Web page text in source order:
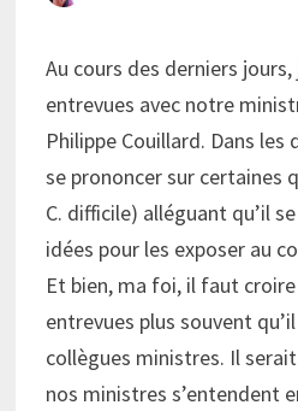
Au cours des derniers jours,
entrevues avec notre
Philippe Couillard. Dans
se prononcer sur certaines
C. difficile) alléguant qu’il
idées pour les exposer au
Et bien, ma foi, il faut
entrevues plus souvent
collègues ministres. Il
nos ministres s’entendent